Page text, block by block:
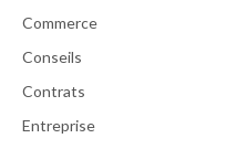
Commerce
Conseils
Contrats
Entreprise